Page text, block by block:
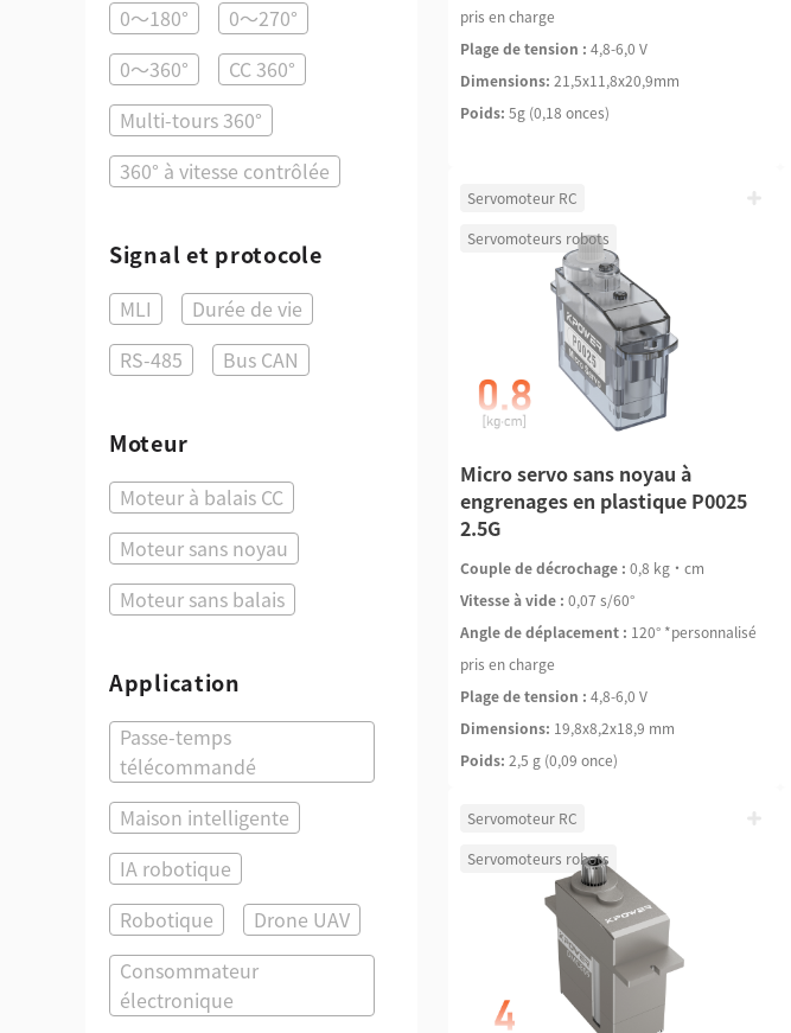
0～180°
0～270°
0～360°
CC 360°
Multi-tours 360°
360° à vitesse contrôlée
Signal et protocole
MLI
Durée de vie
RS-485
Bus CAN
Moteur
Moteur à balais CC
Moteur sans noyau
Moteur sans balais
Application
Passe-temps
télécommandé
Maison intelligente
IA robotique
Robotique
Drone UAV
Consommateur
électronique
pris en charge
Plage de tension : 4,8-6,0 V
Dimensions: 21,5x11,8x20,9mm
Poids: 5g (0,18 onces)
Servomoteur RC
Servomoteurs robots
Micro servo sans noyau à
engrenages en plastique P0025
2.5G
Couple de décrochage : 0,8 kg·cm
Vitesse à vide : 0,07 s/60°
Angle de déplacement : 120° *personnalisé
pris en charge
Plage de tension : 4,8-6,0 V
Dimensions: 19,8x8,2x18,9 mm
Poids: 2,5 g (0,09 once)
Servomoteur RC
Servomoteurs robots